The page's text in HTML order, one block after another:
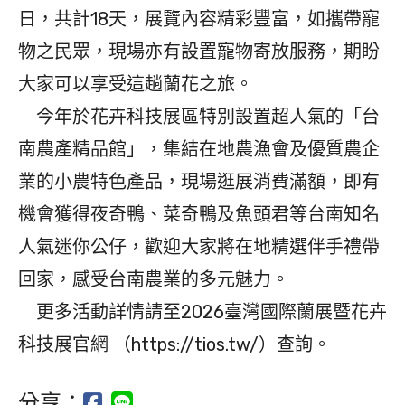
日，共計18天，展覽內容精彩豐富，如攜帶寵
物之民眾，現場亦有設置寵物寄放服務，期盼
大家可以享受這趟蘭花之旅。
今年於花卉科技展區特別設置超人氣的「台
南農產精品館」，集結在地農漁會及優質農企
業的小農特色產品，現場逛展消費滿額，即有
機會獲得夜奇鴨、菜奇鴨及魚頭君等台南知名
人氣迷你公仔，歡迎大家將在地精選伴手禮帶
回家，感受台南農業的多元魅力。
更多活動詳情請至2026臺灣國際蘭展暨花卉
科技展官網 （https://tios.tw/）查詢。